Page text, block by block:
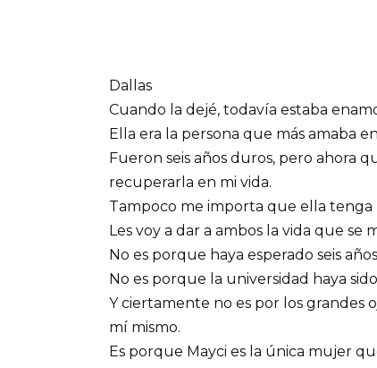
Dallas
Cuando la dejé, todavía estaba
Ella era la persona que más amaba
Fueron seis años duros, pero ahora
recuperarla en mi vida.
Tampoco me importa que ella tenga
Les voy a dar a ambos la vida que se
No es porque haya esperado seis
No es porque la universidad haya
Y ciertamente no es por los grandes
mí mismo.
Es porque Mayci es la única mujer